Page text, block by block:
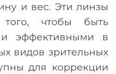
и вес. Эти линзы
чтобы быть
эффективными в
видов зрительных
для коррекции